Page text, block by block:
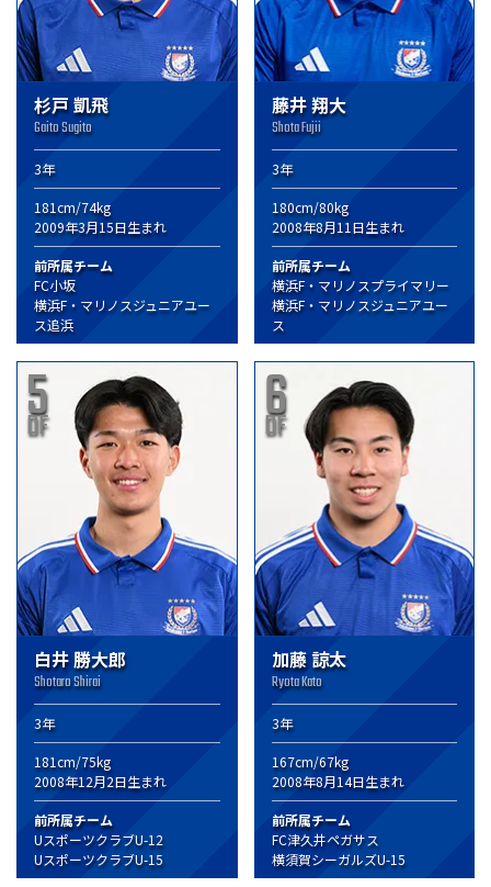
杉戸 凱飛
Gaito Sugito
3年
181cm/74kg
2009年3月15日生まれ
前所属チーム
FC小坂
横浜F・マリノスジュニアユー
ス追浜
藤井 翔大
Shota Fujii
3年
180cm/80kg
2008年8月11日生まれ
前所属チーム
横浜F・マリノスプライマリー
横浜F・マリノスジュニアユー
ス
5
DF
白井 勝大郎
Shotaro Shirai
3年
181cm/75kg
2008年12月2日生まれ
前所属チーム
UスポーツクラブU-12
UスポーツクラブU-15
6
DF
加藤 諒太
Ryota Kato
3年
167cm/67kg
2008年8月14日生まれ
前所属チーム
FC津久井ペガサス
横須賀シーガルズU-15